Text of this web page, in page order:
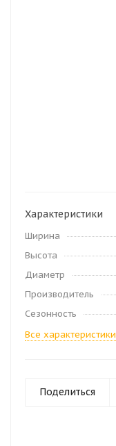
Характеристики
Ширина
Высота
Диаметр
Производитель
Сезонность
Все характеристики
Поделиться